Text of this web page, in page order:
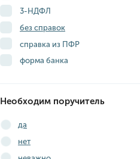
3-НДФЛ
без справок
справка из ПФР
форма банка
Необходим поручитель
да
нет